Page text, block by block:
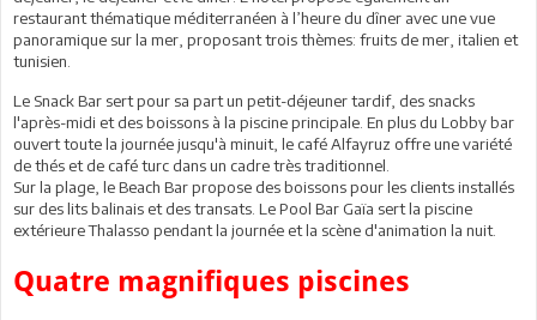
restaurant thématique méditerranéen à l’heure du dîner avec une vue
panoramique sur la mer, proposant trois thèmes: fruits de mer, italien et
tunisien.
Le Snack Bar sert pour sa part un petit-déjeuner tardif, des snacks
l'après-midi et des boissons à la piscine principale. En plus du Lobby bar
ouvert toute la journée jusqu'à minuit, le café Alfayruz offre une variété
de thés et de café turc dans un cadre très traditionnel.
Sur la plage, le Beach Bar propose des boissons pour les clients installés
sur des lits balinais et des transats. Le Pool Bar Gaïa sert la piscine
extérieure Thalasso pendant la journée et la scène d'animation la nuit.
Quatre magnifiques piscines